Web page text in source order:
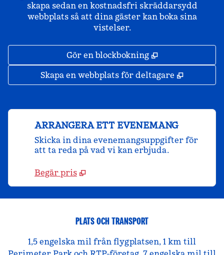
skapa sedan en kostnadsfri skräddarsydd
webbplats så att dina gäster kan boka sina
vistelser.
Gör en blockbokning ,
Skapa en webbplats för deltagare ,
ARRANGERA ETT EVENEMANG
Skicka in dina evenemangsuppgifter för
att ta reda på vad vi kan erbjuda.
Begär pris
PLATS OCH TRANSPORT
1,5 engelska mil från flygplatsen, 1 km till